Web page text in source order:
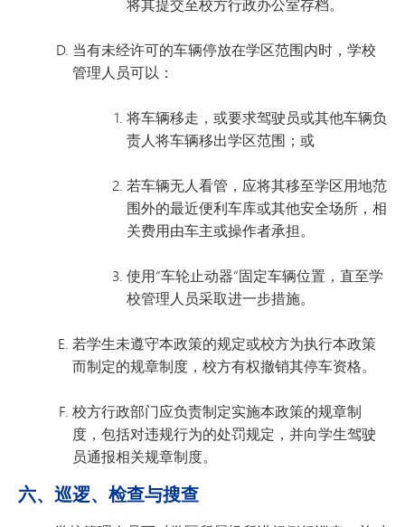
当有未经许可的车辆停放在学区范围内时，学校
管理人员可以：
将车辆移走，或要求驾驶员或其他车辆负
责人将车辆移出学区范围；或
若车辆无人看管，应将其移至学区用地范
围外的最近便利车库或其他安全场所，相
关费用由车主或操作者承担。
使用“车轮止动器”固定车辆位置，直至学
校管理人员采取进一步措施。
若学生未遵守本政策的规定或校方为执行本政策
而制定的规章制度，校方有权撤销其停车资格。
校方行政部门应负责制定实施本政策的规章制
度，包括对违规行为的处罚规定，并向学生驾驶
员通报相关规章制度。
六、巡逻、检查与搜查